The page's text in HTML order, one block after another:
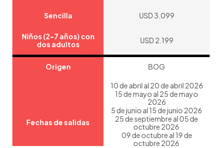
Sencilla USD 3.099
Niños (2-7 años) con
dos adultos
USD 2.199
Origen BOG
Fechas de salidas
10 de abril al 20 de abril 2026
15 de mayo al 25 de mayo
2026
5 de junio al 15 de junio 2026
25 de septiembre al 05 de
octubre 2026
09 de octubre al 19 de
octubre 2026